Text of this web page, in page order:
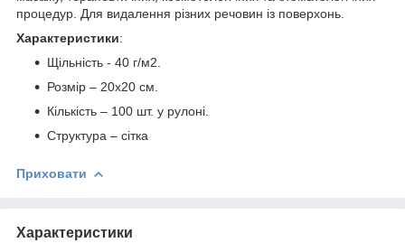
процедур. Для видалення різних речовин із поверхонь.
Характеристики:
Щільність - 40 г/м2.
Розмір – 20х20 см.
Кількість – 100 шт. у рулоні.
Структура – сітка
Приховати
Характеристики